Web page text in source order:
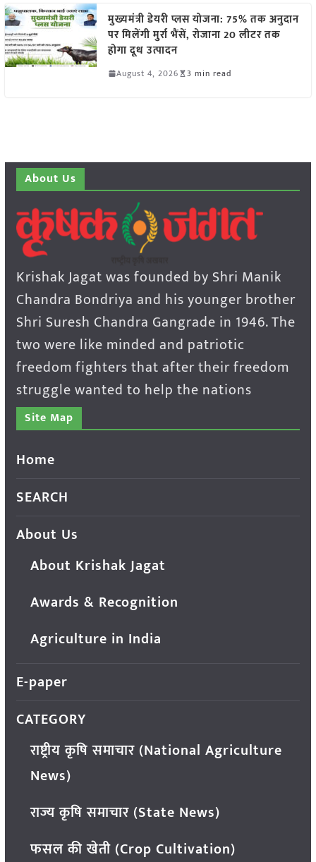
मुख्यमंत्री डेयरी प्लस योजना: 75% तक अनुदान
पर मिलेंगी मुर्रा भैंसें, रोजाना 20 लीटर तक
होगा दूध उत्पादन
August 4, 2026 3 min read
About Us
Krishak Jagat was founded by Shri Manik
Chandra Bondriya and his younger brother
Shri Suresh Chandra Gangrade in 1946. The
two were like minded and patriotic
freedom fighters that after their freedom
struggle wanted to help the nations
Site Map
Home
SEARCH
About Us
About Krishak Jagat
Awards & Recognition
Agriculture in India
E-paper
CATEGORY
राष्ट्रीय कृषि समाचार (National Agriculture
News)
राज्य कृषि समाचार (State News)
फसल की खेती (Crop Cultivation)